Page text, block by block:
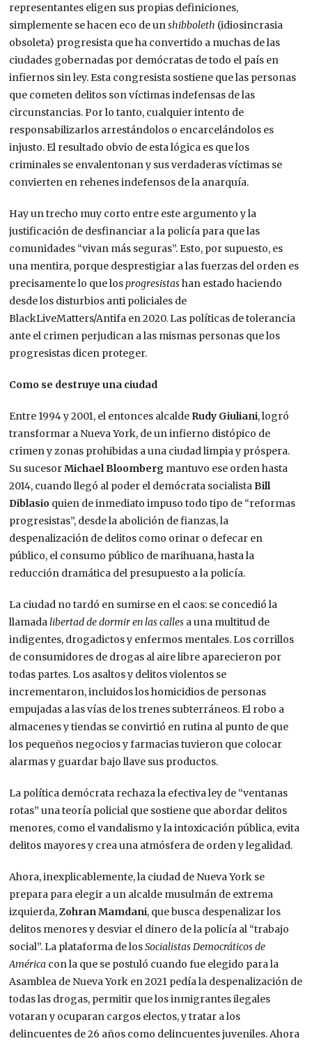
representantes eligen sus propias definiciones,
simplemente se hacen eco de unshibboleth (idiosincrasia
obsoleta) progresista que ha convertido a muchas de las
ciudades gobernadas por demócratas de todo el país en
infiernos sin ley. Esta congresista sostiene que las personas
que cometen delitos son víctimas indefensas de las
circunstancias. Por lo tanto, cualquier intento de
responsabilizarlos arrestándolos o encarcelándolos es
injusto. El resultado obvio de esta lógica es que los
criminales se envalentonan y sus verdaderas víctimas se
convierten en rehenes indefensos de la anarquía.
Hay un trecho muy corto entre este argumento y la
justificación de desfinanciar a la policía para que las
comunidades “vivan más seguras”. Esto, por supuesto, es
una mentira, porque desprestigiar a las fuerzas del orden es
precisamente lo que losprogresistashan estado haciendo
desde los disturbios anti policiales de
BlackLiveMatters/Antifa en 2020. Las políticas de tolerancia
ante el crimen perjudican a las mismas personas que los
progresistas dicen proteger.
Como se destruye una ciudad
Entre 1994 y 2001, el entonces alcalde Rudy Giuliani, logró
transformar a Nueva York, de un infierno distópico de
crimen y zonas prohibidas a una ciudad limpia y próspera.
Su sucesorMichael Bloomberg mantuvo ese orden hasta
2014, cuando llegó al poder el demócrata socialistaBill
Diblasio quien de inmediato impuso todo tipo de “reformas
progresistas”, desde la abolición de fianzas, la
despenalización de delitos como orinar o defecar en
público, el consumo público de marihuana, hasta la
reducción dramática del presupuesto a la policía.
La ciudad no tardó en sumirse en el caos: se concedió la
llamadalibertad de dormir en las calles a una multitud de
indigentes, drogadictos y enfermos mentales. Los corrillos
de consumidores de drogas al aire libre aparecieron por
todas partes. Los asaltos y delitos violentos se
incrementaron, incluidos los homicidios de personas
empujadas a las vías de los trenes subterráneos. El robo a
almacenes y tiendas se convirtió en rutina al punto de que
los pequeños negocios y farmacias tuvieron que colocar
alarmas y guardar bajo llave sus productos.
La política demócrata rechaza la efectiva ley de “ventanas
rotas” una teoría policial que sostiene que abordar delitos
menores, como el vandalismo y la intoxicación pública, evita
delitos mayores y crea una atmósfera de orden y legalidad.
Ahora, inexplicablemente, la ciudad de Nueva York se
prepara para elegir a un alcalde musulmán de extrema
izquierda,Zohran Mamdani, que busca despenalizar los
delitos menores y desviar el dinero de la policía al “trabajo
social”. La plataforma de losSocialistas Democráticos de
América con la que se postuló cuando fue elegido para la
Asamblea de Nueva York en 2021 pedía la despenalización de
todas las drogas, permitir que los inmigrantes ilegales
votaran y ocuparan cargos electos, y tratar a los
delincuentes de 26 años como delincuentes juveniles. Ahora